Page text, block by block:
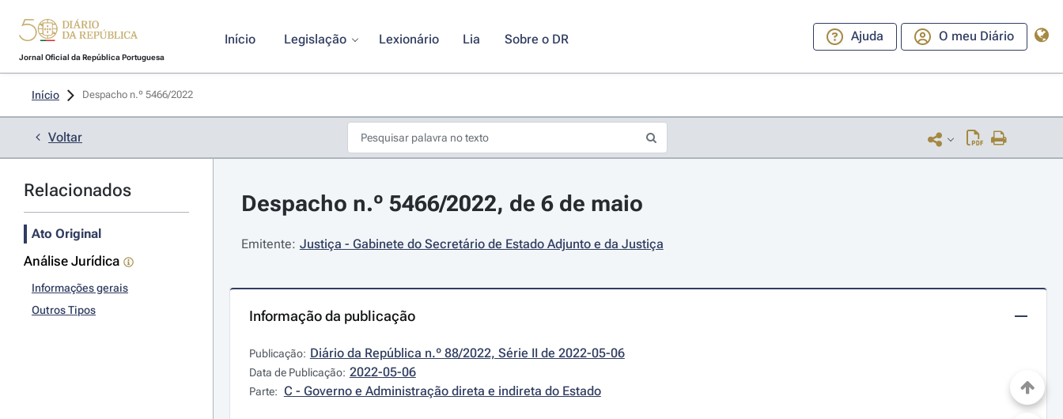
Jornal Oficial da República Portuguesa
Início Legislação Lexionário Lia Sobre o DR Ajuda O meu Diário
Início Despacho n.º 5466/2022
Voltar
Relacionados
Ato Original
Análise Jurídica
Informações gerais
Outros Tipos
Despacho n.º 5466/2022, de 6 de maio
Emitente: Justiça - Gabinete do Secretário de Estado Adjunto e da Justiça
Informação da publicação
Publicação: Diário da República n.º 88/2022, Série II de 2022-05-06
Data de Publicação: 2022-05-06
Parte: C - Governo e Administração direta e indireta do Estado